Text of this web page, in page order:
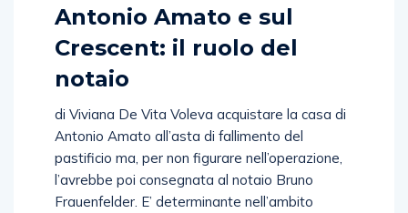
Antonio Amato e sul
Crescent: il ruolo del
notaio
di Viviana De Vita Voleva acquistare la casa di
Antonio Amato all’asta di fallimento del
pastificio ma, per non figurare nell’operazione,
l’avrebbe poi consegnata al notaio Bruno
Frauenfelder. E’ determinante nell’ambito